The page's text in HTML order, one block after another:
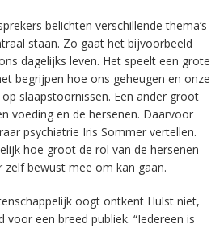
belichten verschillende thema’s
staan. Zo gaat het bijvoorbeeld
dagelijks leven. Het speelt een grote
begrijpen hoe ons geheugen en onze
slaapstoornissen. Een ander groot
voeding en de hersenen. Daarvoor
psychiatrie Iris Sommer vertellen.
hoe groot de rol van de hersenen
zelf bewust mee om kan gaan.
oogt ontkent Hulst niet,
een breed publiek. “Iedereen is